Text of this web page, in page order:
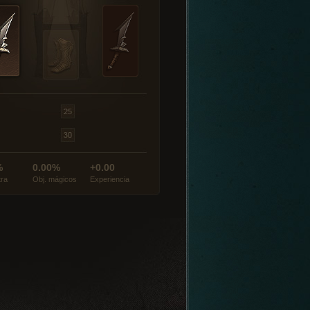
0.00%
Obj. mágicos
+0.00
Experiencia